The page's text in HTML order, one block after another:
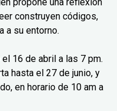
construyen códigos,
a su entorno.
16 de abril a las 7 pm.
hasta el 27 de junio, y
en horario de 10 am a